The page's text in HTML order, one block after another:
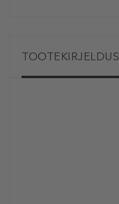
TOOTEKIRJELDUS